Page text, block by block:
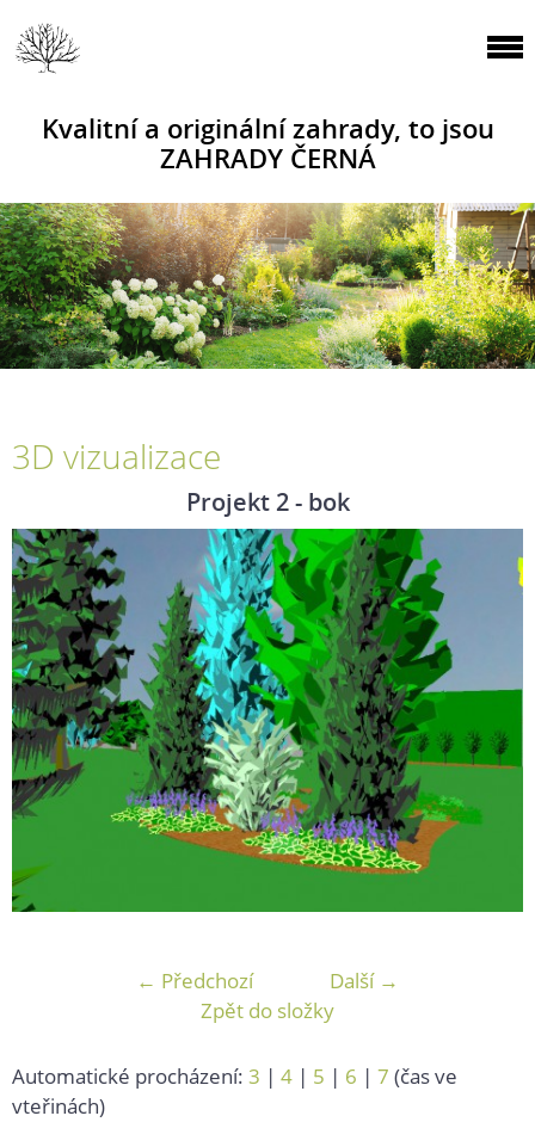
Kvalitní a originální zahrady, to jsou
ZAHRADY ČERNÁ
3D vizualizace
Projekt 2 - bok
← Předchozí
Další →
Zpět do složky
Automatické procházení: 3 | 4 | 5 | 6 | 7 (čas ve
vteřinách)